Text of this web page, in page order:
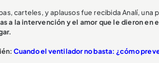
carteles, y aplausos fue recibida Analí,
a la intervención y el amor que le dieron en
Cuando el ventilador no basta: ¿cómo